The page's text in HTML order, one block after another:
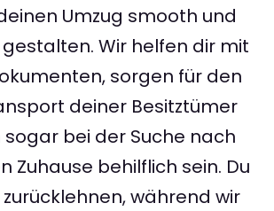
Umzug smooth und
Wir helfen dir mit
sorgen für den
deiner Besitztümer
bei der Suche nach
Zuhause behilflich sein. Du
während wir